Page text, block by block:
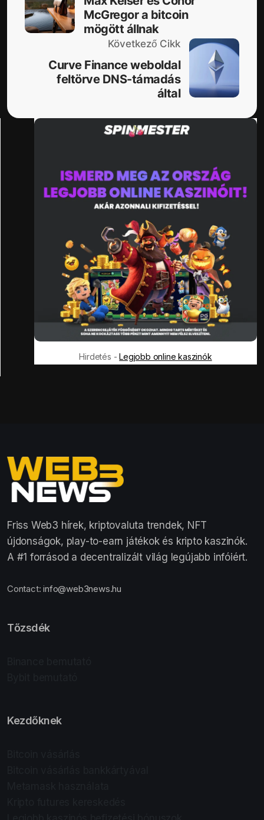
McGregor a bitcoin
mögött állnak
Következő Cikk
Curve Finance weboldal
feltörve DNS-támadás
által
Hirdetés -Legjobb online kaszinók
Friss Web3 hírek, kriptovaluta trendek, NFT
újdonságok, play-to-earn játékok és kripto kaszinók.
A #1 forrásod a decentralizált világ legújabb infóiért.
Contact:info@web3news.hu
Tőzsdék
Kezdőknek